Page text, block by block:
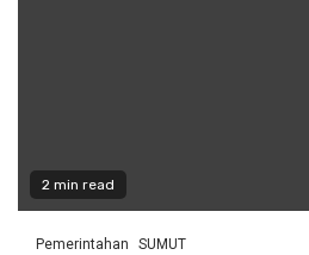
2 min read
Pemerintahan SUMUT